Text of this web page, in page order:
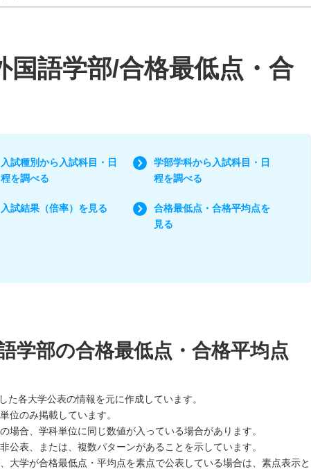
国語学部/合格最低点・合
入試種別から入試科目・日
程を調べる
学部学科から入試科目・日
程を調べる
入試結果（倍率）を見る
合格最低点・合格平均点を
見る
学部の合格最低点・合格平均点
た各大学公表の情報を元に作成しています。
位のみ掲載しています。
場合、学科単位に同じ数値が入っている場合があります。
公表、または、複数パターンがあることを示しています。
大学が合格最低点・平均点を素点で公表している場合は、素点表示と